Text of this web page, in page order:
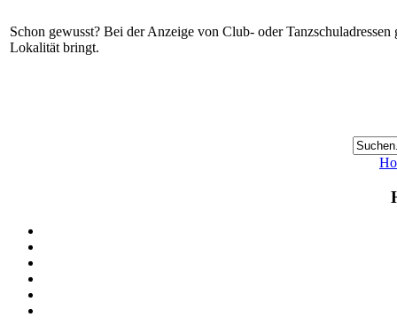
Schon gewusst? Bei der Anzeige von Club- oder
Lokalität bringt.